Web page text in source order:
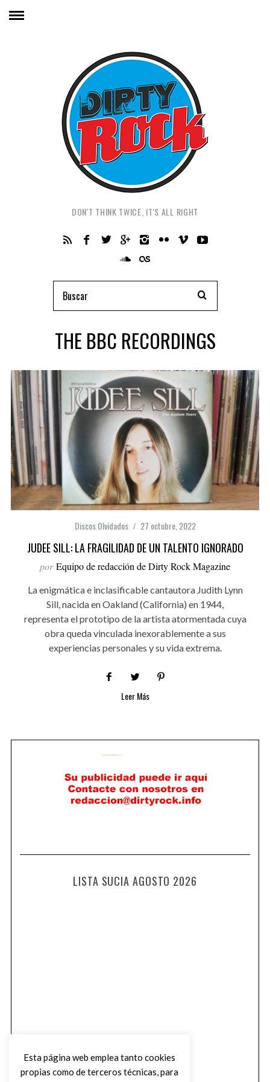
DON'T THINK TWICE, IT'S ALL RIGHT
THE BBC RECORDINGS
Discos Olvidados 27 octubre, 2022
JUDEE SILL: LA FRAGILIDAD DE UN TALENTO IGNORADO
por Equipo de redacción de Dirty Rock Magazine
La enigmática e inclasificable cantautora Judith Lynn
Sill, nacida en Oakland (California) en 1944,
representa el prototipo de la artista atormentada cuya
obra queda vinculada inexorablemente a sus
experiencias personales y su vida extrema.
Leer Más
LISTA SUCIA AGOSTO 2026
Esta página web emplea tanto cookies
propias como de terceros técnicas, para